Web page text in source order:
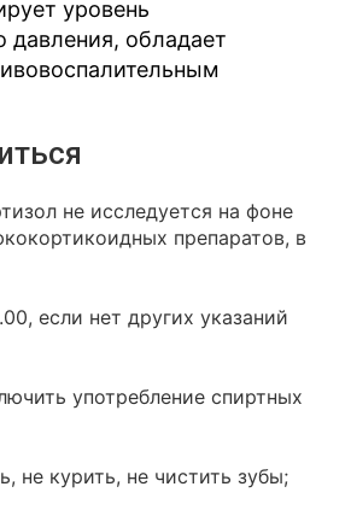
уровень
давления, обладает
не исследуется на фоне
препаратов, в
если нет других указаний
употребление спиртных
не курить, не чистить зубы;